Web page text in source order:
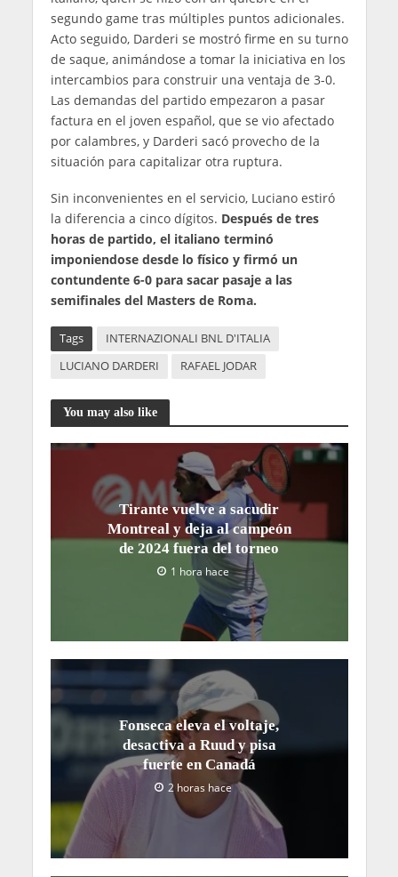
segundo game tras múltiples puntos adicionales.
Acto seguido, Darderi se mostró firme en su turno
de saque, animándose a tomar la iniciativa en los
intercambios para construir una ventaja de 3-0.
Las demandas del partido empezaron a pasar
factura en el joven español, que se vio afectado
por calambres, y Darderi sacó provecho de la
situación para capitalizar otra ruptura.
Sin inconvenientes en el servicio, Luciano estiró
la diferencia a cinco dígitos. Después de tres
horas de partido, el italiano terminó
imponiendose desde lo físico y firmó un
contundente 6-0 para sacar pasaje a las
semifinales del Masters de Roma.
Tags
INTERNAZIONALI BNL D'ITALIA
LUCIANO DARDERI
RAFAEL JODAR
You may also like
Tirante vuelve a sacudir
Montreal y deja al campeón
de 2024 fuera del torneo
1 hora hace
Fonseca eleva el voltaje,
desactiva a Ruud y pisa
fuerte en Canadá
2 horas hace